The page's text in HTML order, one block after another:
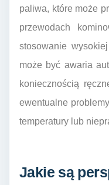
paliwa, które może
przewodach
stosowanie
może być awaria
koniecznością
ewentualne
temperatury lub
Jakie są